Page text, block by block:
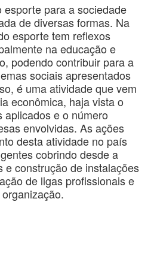
para a sociedade
de diversas formas. Na
esporte tem reflexos
na educação e
podendo contribuir para a
sociais apresentados
é uma atividade que vem
econômica, haja vista o
aplicados e o número
envolvidas. As ações
desta atividade no país
cobrindo desde a
e construção de instalações
de ligas profissionais e